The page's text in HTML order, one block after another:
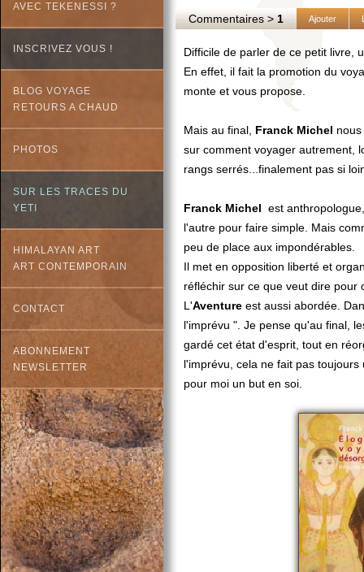
AVEC TEKENESSI ?
INSCRIVEZ VOUS !
BLOG VOYAGE
RETOURS A CHAUD
PHOTOS
SUR LES TRACES DU
YETI
HIMALAYAN ART
ART CONTEMPORAIN
CONTACT
ABONNEMENT
NEWSLETTER
Commentaires >1 Ajouter
Difficile de parler de ce petit livre,
En effet, il fait la promotion du
monte et vous propose.
Mais au final, Franck Michel
sur comment voyager autrement,
rangs serrés...finalement pas si
Franck Michel est
l'autre pour faire simple. Mais
peu de place aux impondérables.
Il met en opposition liberté et
réfléchir sur ce que veut dire pour
L'Aventure est aussi abordée.
l'imprévu ". Je pense qu'au final,
gardé cet état d'esprit, tout en
l'imprévu, cela ne fait pas
pour moi un but en soi.